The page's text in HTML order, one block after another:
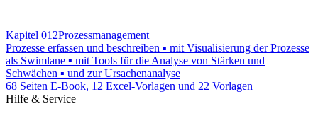
Kapitel 012Prozessmanagement
Prozesse erfassen und beschreiben ▪ mit Visualisierung der Prozesse
als Swimlane ▪ mit Tools für die Analyse von Stärken und
Schwächen ▪ und zur Ursachenanalyse
68 Seiten E-Book, 12 Excel-Vorlagen und 22 Vorlagen
Hilfe & Service